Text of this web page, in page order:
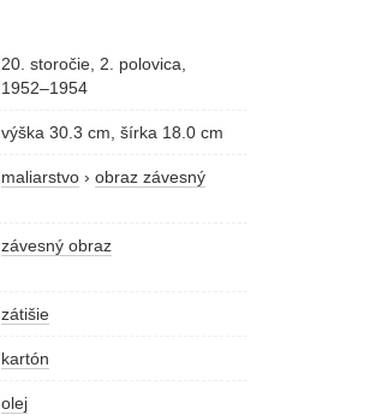
20. storočie, 2. polovica,
1952–1954
výška 30.3 cm, šírka 18.0 cm
maliarstvo › obraz závesný
závesný obraz
zátišie
kartón
olej